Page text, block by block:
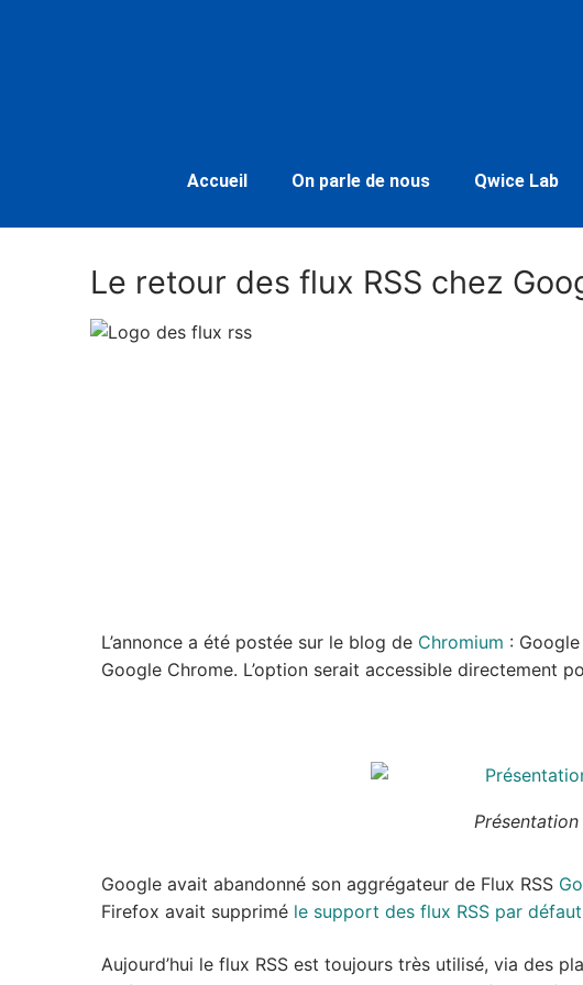
Accueil On parle de nous Qwice Lab
Le retour des flux RSS chez
L’annonce a été postée sur le blog de Chromium :
Google Chrome. L’option serait accessible directement
Google avait abandonné son aggrégateur de Flux RSS
Firefox avait supprimé le support des flux RSS par défaut
Aujourd’hui le flux RSS est toujours très utilisé, via des